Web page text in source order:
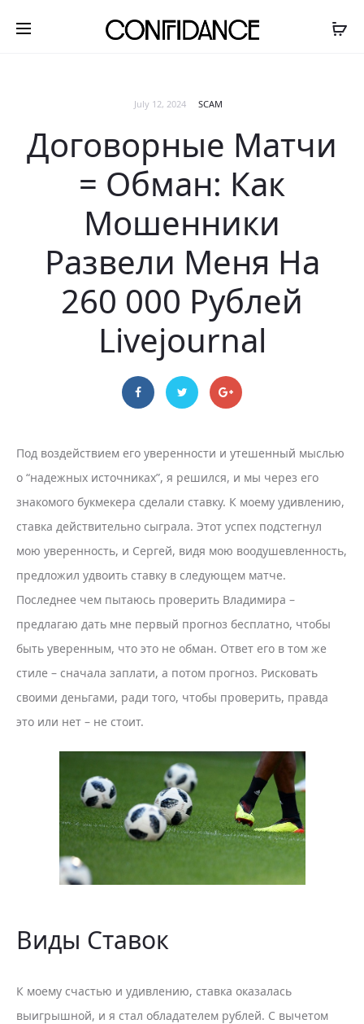
July 12, 2024 SCAM
Договорные Матчи
= Обман: Как
Мошенники
Развели Меня На
260 000 Рублей
Livejournal
Под воздействием его уверенности и утешенный мыслью
о “надежных источниках”, я решился, и мы через его
знакомого букмекера сделали ставку. К моему удивлению,
ставка действительно сыграла. Этот успех подстегнул
мою уверенность, и Сергей, видя мою воодушевленность,
предложил удвоить ставку в следующем матче.
Последнее чем пытаюсь проверить Владимира –
предлагаю дать мне первый прогноз бесплатно, чтобы
быть уверенным, что это не обман. Ответ его в том же
стиле – сначала заплати, а потом прогноз. Рисковать
своими деньгами, ради того, чтобы проверить, правда
это или нет – не стоит.
Виды Ставок
К моему счастью и удивлению, ставка оказалась
выигрышной, и я стал обладателем рублей. С вычетом